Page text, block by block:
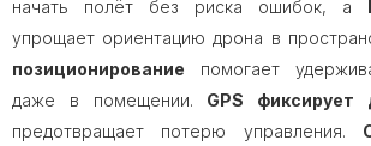
начать полёт без риска ошибок, а
упрощает ориентацию дрона в
позиционирование помогает
даже в помещении. GPS
предотвращает потерю управления.